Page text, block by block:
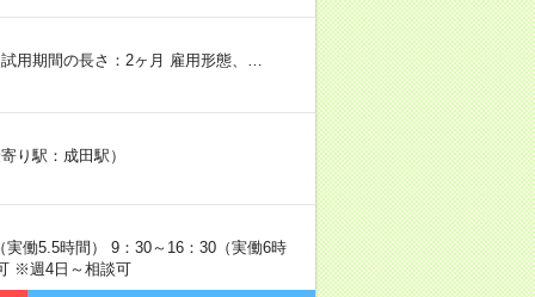
用期間の長さ：2ヶ月 雇用形態、…
り駅：成田駅）
働5.5時間） 9：30～16：30（実働6時
※週4日～相談可